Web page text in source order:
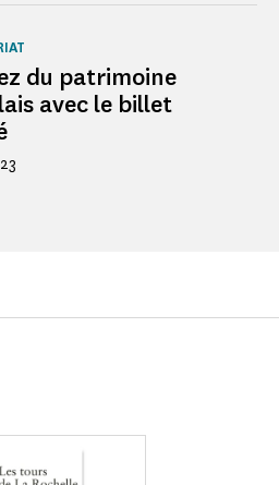
du patrimoine
avec le billet